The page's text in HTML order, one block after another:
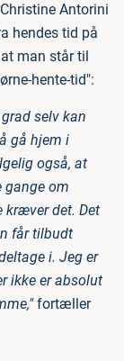
Antorini
hendes tid på
man står til
hente-tid":
selv kan
gå hjem i
også, at
gange om
kræver det. Det
får tilbudt
i. Jeg er
ikke er absolut
fortæller